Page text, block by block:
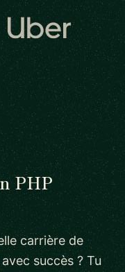
PHP
carrière de
succès ? Tu